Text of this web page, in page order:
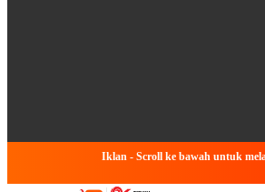
Iklan - Scroll ke bawah untuk